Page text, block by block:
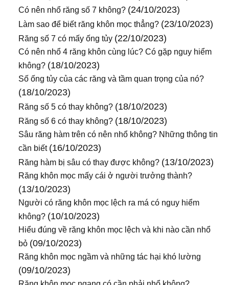
Có nên nhổ răng số 7 không? (24/10/2023)
Làm sao để biết răng khôn mọc thẳng? (23/10/2023)
Răng số 7 có mấy ống tủy (22/10/2023)
Có nên nhổ 4 răng khôn cùng lúc? Có gặp nguy hiểm
không? (18/10/2023)
Số ống tủy của các răng và tầm quan trọng của nó?
(18/10/2023)
Răng số 5 có thay không? (18/10/2023)
Răng số 6 có thay không? (18/10/2023)
Sâu răng hàm trên có nên nhổ không? Những thông tin
cần biết (16/10/2023)
Răng hàm bị sâu có thay được không? (13/10/2023)
Răng khôn mọc mấy cái ở người trưởng thành?
(13/10/2023)
Người có răng khôn mọc lệch ra má có nguy hiểm
không? (10/10/2023)
Hiểu đúng về răng khôn mọc lệch và khi nào cần nhổ
bỏ (09/10/2023)
Răng khôn mọc ngầm và những tác hại khó lường
(09/10/2023)